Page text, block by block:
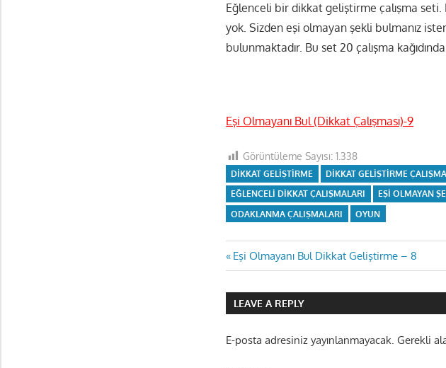
Eğlenceli bir dikkat geliştirme çalışma
yok. Sizden eşi olmayan şekli bulmanız
bulunmaktadır. Bu set 20 çalışma
Eşi Olmayanı Bul (Dikkat Çalışması)-9
Görüntüleme Sayısı: 1.338
DIKKAT GELIŞTIRME DIKKAT GELIŞTIRME
EĞLENCELI DIKKAT ÇALIŞMALARI
EŞI OLMAYAN
ODAKLANMA ÇALIŞMALARI
OYUN
Yazı
gezinmesi
Previous
Post:
Eşi Olmayanı Bul Dikkat Geliştirme – 8
LEAVE A REPLY
E-posta adresiniz yayınlanmayacak. Gerekli